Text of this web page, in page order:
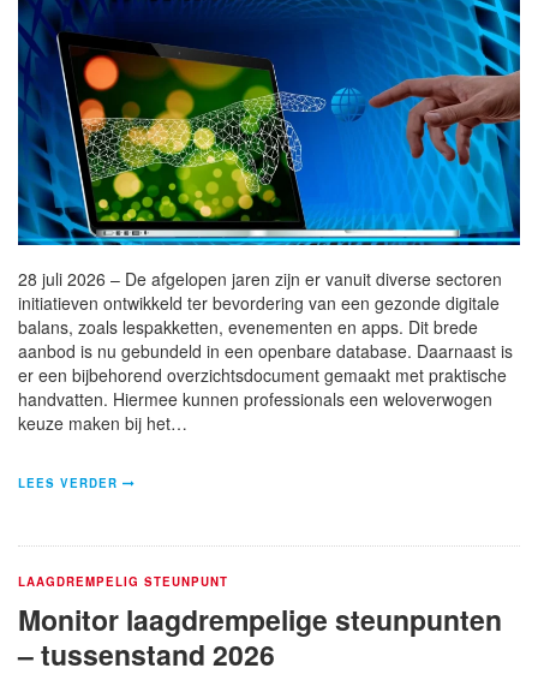
28 juli 2026 – De afgelopen jaren zijn er vanuit diverse sectoren
initiatieven ontwikkeld ter bevordering van een gezonde digitale
balans, zoals lespakketten, evenementen en apps. Dit brede
aanbod is nu gebundeld in een openbare database. Daarnaast is
er een bijbehorend overzichtsdocument gemaakt met praktische
handvatten. Hiermee kunnen professionals een weloverwogen
keuze maken bij het…
LEES VERDER
LAAGDREMPELIG STEUNPUNT
Monitor laagdrempelige steunpunten
– tussenstand 2026